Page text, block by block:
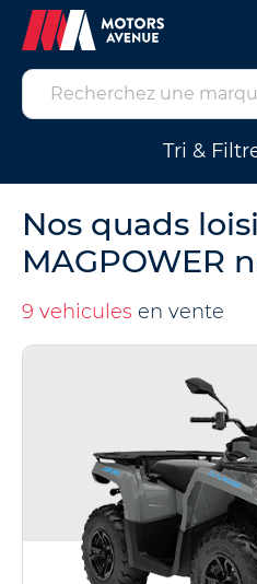
Tri &
Nos quads
MAGPOWER
9 vehicules en vente